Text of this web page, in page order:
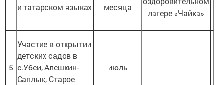
и татарском языках
месяца
лагере «Чайка»
5
Участие в открытии
детских садов в
с.Убеи, Алешкин-
Саплык, Старое
июль